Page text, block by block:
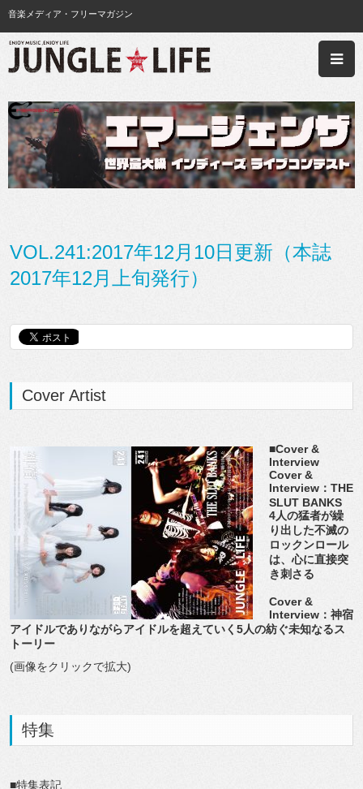
音楽メディア・フリーマガジン
VOL.241:2017年12月10日更新（本誌
2017年12月上旬発行）
Cover Artist
■Cover &
Interview
Cover &
Interview：THE
SLUT BANKS
4人の猛者が繰
り出した不滅の
ロックンロール
は、心に直接突
き刺さる
Cover &
Interview：神宿
アイドルでありながらアイドルを超えていく5人の紡ぐ未知なるス
トーリー
(画像をクリックで拡大)
特集
■特集表記